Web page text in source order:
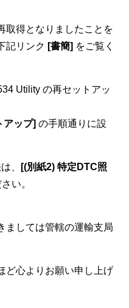
取得となりましたことを
記リンク [書簡] をご覧く
Utility の再セットアッ
アップ]の手順通りに設
、
[(別紙2) 特定DTC照
い。
ましては管轄の運輸支局
ど心よりお願い申し上げ